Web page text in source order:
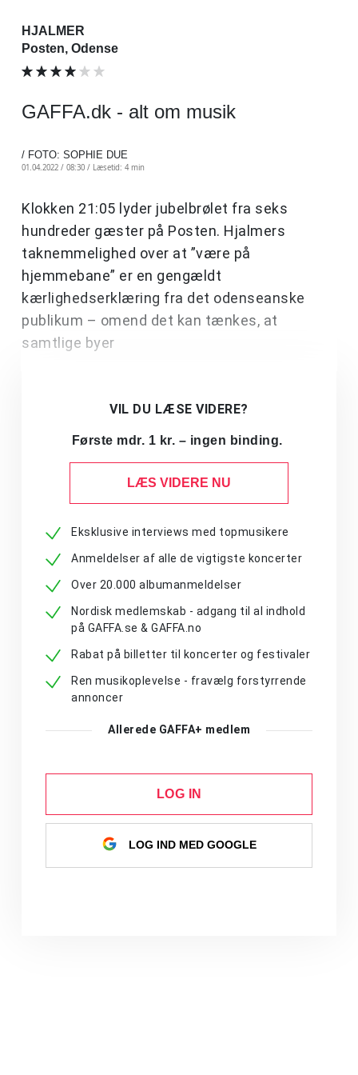
HJALMER
Posten, Odense
GAFFA.dk - alt om musik
/ FOTO: SOPHIE DUE
01.04.2022 / 08:30 / Læsetid: 4 min
Klokken 21:05 lyder jubelbrølet fra seks
hundreder gæster på Posten. Hjalmers
taknemmelighed over at ”være på
hjemmebane” er en gengældt
kærlighedserklæring fra det odenseanske
publikum – omend det kan tænkes, at
samtlige byer
VIL DU LÆSE VIDERE?
Første mdr. 1 kr. – ingen binding.
LÆS VIDERE NU
Eksklusive interviews med topmusikere
Anmeldelser af alle de vigtigste koncerter
Over 20.000 albumanmeldelser
Nordisk medlemskab - adgang til al indhold
på GAFFA.se & GAFFA.no
Rabat på billetter til koncerter og festivaler
Ren musikoplevelse - fravælg forstyrrende
annoncer
Allerede GAFFA+ medlem
LOG IN
LOG IND MED GOOGLE